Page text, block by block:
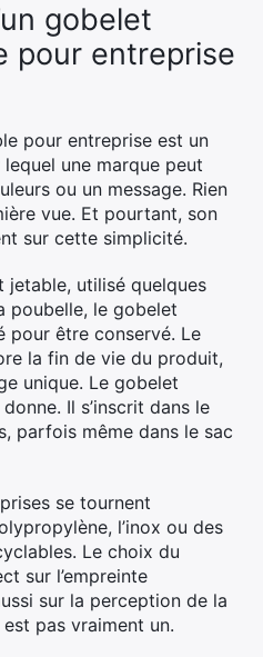
gobelet
pour entreprise
pour entreprise est un
une marque peut
ou un message. Rien
vue. Et pourtant, son
sur cette simplicité.
jetable, utilisé quelques
poubelle, le gobelet
pour être conservé. Le
la fin de vie du produit,
unique. Le gobelet
Il s’inscrit dans le
parfois même dans le sac
se tournent
l’inox ou des
Le choix du
sur l’empreinte
sur la perception de la
pas vraiment un.